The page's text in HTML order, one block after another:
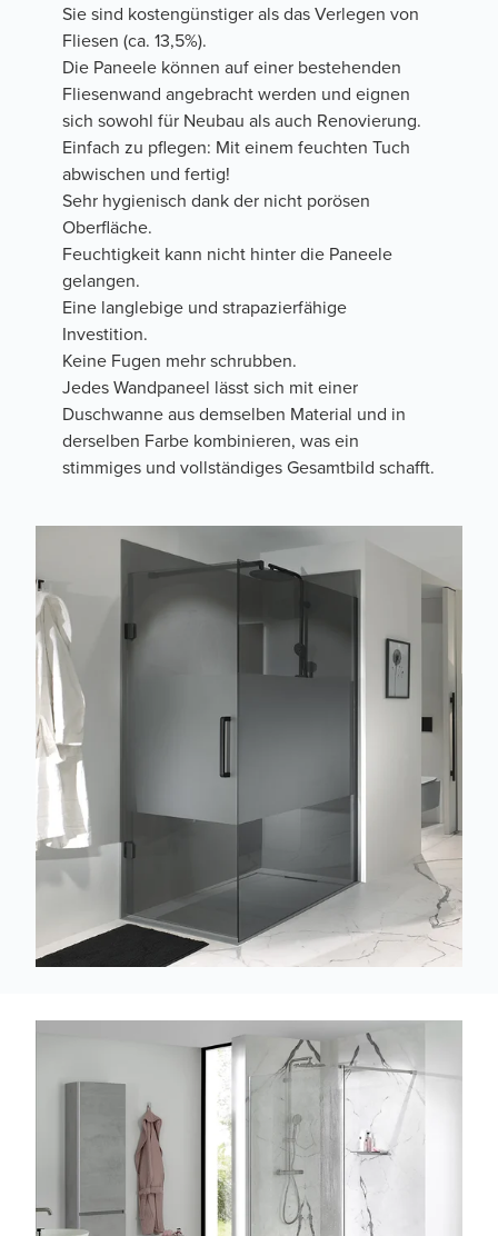
Sie sind kostengünstiger als das Verlegen von
Fliesen (ca. 13,5%).
Die Paneele können auf einer bestehenden
Fliesenwand angebracht werden und eignen
sich sowohl für Neubau als auch Renovierung.
Einfach zu pflegen: Mit einem feuchten Tuch
abwischen und fertig!
Sehr hygienisch dank der nicht porösen
Oberfläche.
Feuchtigkeit kann nicht hinter die Paneele
gelangen.
Eine langlebige und strapazierfähige
Investition.
Keine Fugen mehr schrubben.
Jedes Wandpaneel lässt sich mit einer
Duschwanne aus demselben Material und in
derselben Farbe kombinieren, was ein
stimmiges und vollständiges Gesamtbild schafft.